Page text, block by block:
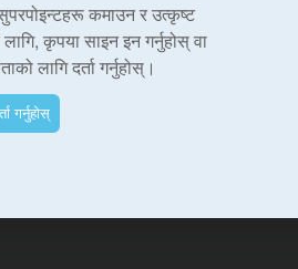
कमाउन र उत्कृष्ट
कृपया साइन इन गर्नुहोस् वा
लागि दर्ता गर्नुहोस्।
गर्नुहोस्